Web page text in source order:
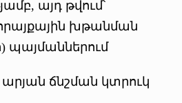
այդ թվում՝
խթանման
պայմաններում
ճնշման կտրուկ